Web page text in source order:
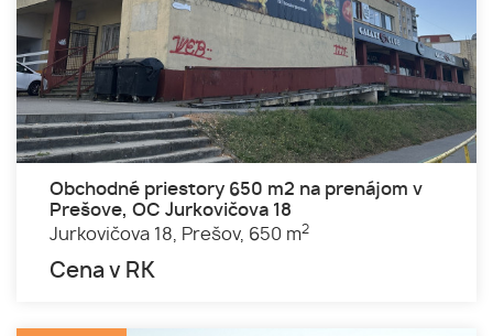
Obchodné priestory 650 m2 na prenájom v
Prešove, OC Jurkovičova 18
Jurkovičova 18,
Prešov, 650 m2
Cena v RK